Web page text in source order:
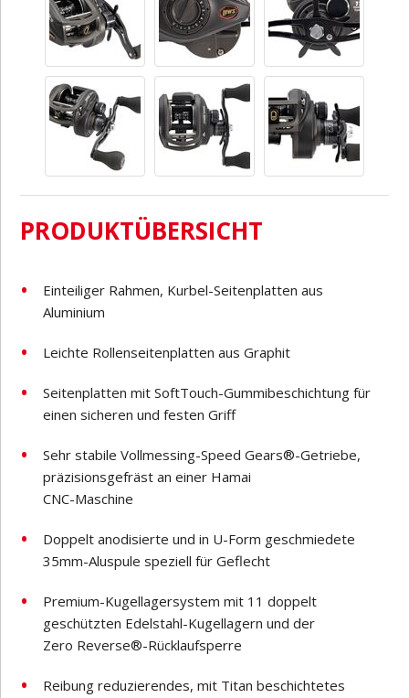
PRODUKTÜBERSICHT
Einteiliger Rahmen, Kurbel-Seitenplatten aus
Aluminium
Leichte Rollenseitenplatten aus Graphit
Seitenplatten mit SoftTouch-Gummibeschichtung für
einen sicheren und festen Griff
Sehr stabile Vollmessing-Speed Gears®-Getriebe,
präzisionsgefräst an einer Hamai
CNC-Maschine
Doppelt anodisierte und in U-Form geschmiedete
35mm-Aluspule speziell für Geflecht
Premium-Kugellagersystem mit 11 doppelt
geschützten Edelstahl-Kugellagern und der
Zero Reverse®-Rücklaufsperre
Reibung reduzierendes, mit Titan beschichtetes